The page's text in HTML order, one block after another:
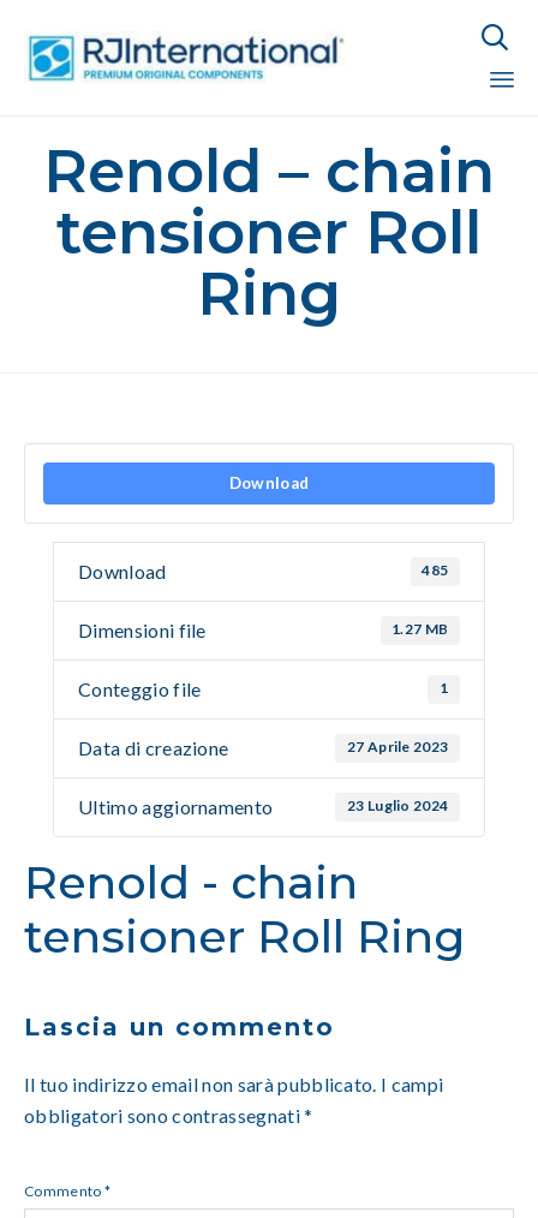

Renold – chain
tensioner Roll
Ring
Download
Download 485
Dimensioni file 1.27 MB
Conteggio file 1
Data di creazione 27 Aprile 2023
Ultimo aggiornamento 23 Luglio 2024
Renold - chain
tensioner Roll Ring
Lascia un commento
Il tuo indirizzo email non sarà pubblicato. I campi
obbligatori sono contrassegnati*
Commento *